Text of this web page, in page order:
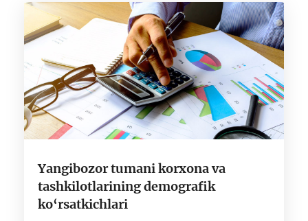
Yangibozor tumani korxona va
tashkilotlarining demografik
ko‘rsatkichlari